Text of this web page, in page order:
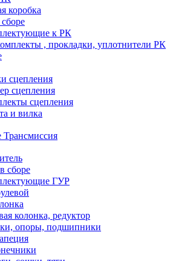
коробка
к РК
, прокладки, уплотнители РК
сцепления
сцепления
сцепления
и вилка
Трансмиссия
сборе
ГУР
колонка, редуктор
опоры, подшипники